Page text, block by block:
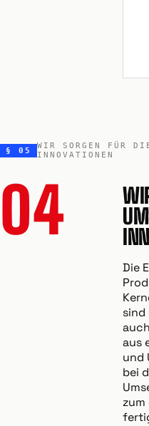
§ 05
WIR SORGEN FÜR
INNOVATIONEN
04
Die
sind
aus
und
bei